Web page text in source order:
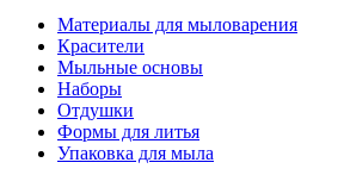
Материалы для мыловарения
Красители
Мыльные основы
Наборы
Отдушки
Формы для литья
Упаковка для мыла